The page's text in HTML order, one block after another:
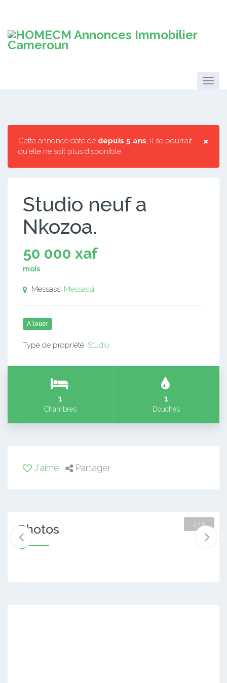
×
Cette annonce date de depuis 5 ans, il se pourrait
qu'elle ne soit plus disponible.
Studio neuf a
Nkozoa.
50 000 xaf
mois
Messassi Messassi
A louer
Type de propriété: Studio
1
Chambres
1
Douches
J'aime Partager
Photos 2 / 6